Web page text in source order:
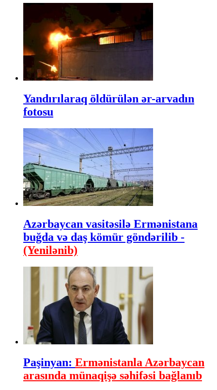
Yandırılaraq öldürülən ər-arvadın
fotosu
Azərbaycan vasitəsilə Ermənistana
buğda və daş kömür göndərilib -
(Yenilənib)
Paşinyan: Ermənistanla Azərbaycan
arasında münaqişə səhifəsi bağlanıb